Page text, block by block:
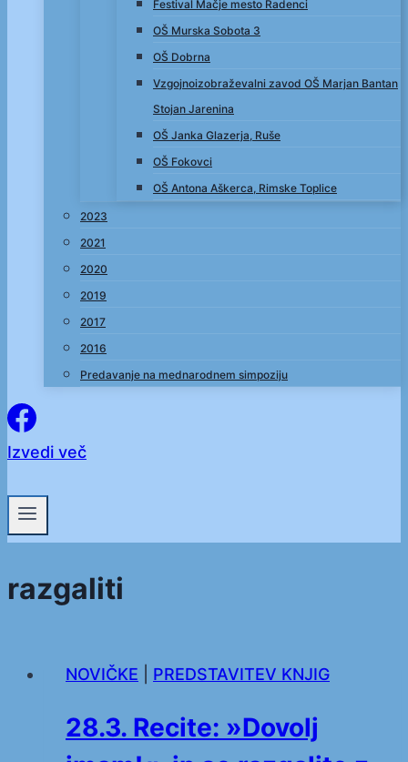
Festival Mačje mesto Radenci
OŠ Murska Sobota 3
OŠ Dobrna
Vzgojnoizobraževalni zavod OŠ Marjan Bantan
Stojan Jarenina
OŠ Janka Glazerja, Ruše
OŠ Fokovci
OŠ Antona Aškerca, Rimske Toplice
2023
2021
2020
2019
2017
2016
Predavanje na mednarodnem simpoziju
Izvedi več
razgaliti
NOVIČKE PREDSTAVITEV KNJIG
28.3. Recite: »Dovolj